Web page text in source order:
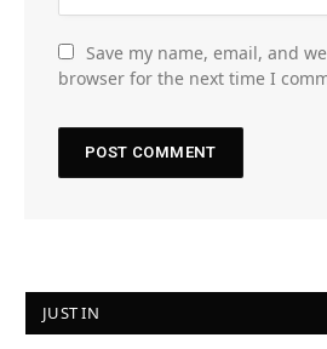
Save my name, email, and
browser for the next time I
JUST IN